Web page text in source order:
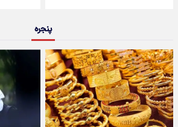
پنجره